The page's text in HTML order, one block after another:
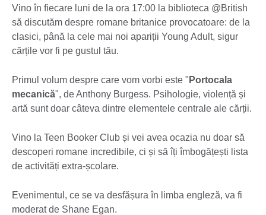
Vino în fiecare luni de la ora 17:00 la biblioteca @British
să discutăm despre romane britanice provocatoare: de la
clasici, până la cele mai noi apariții Young Adult, sigur
cărțile vor fi pe gustul tău.
Primul volum despre care vom vorbi este " Portocala
mecanică", de Anthony Burgess. Psihologie, violență și
artă sunt doar câteva dintre elementele centrale ale cărții.
Vino la Teen Booker Club și vei avea ocazia nu doar să
descoperi romane incredibile, ci și să îți îmbogățești lista
de activități extra-școlare.
Evenimentul, ce se va desfășura în limba engleză, va fi
moderat de Shane Egan.